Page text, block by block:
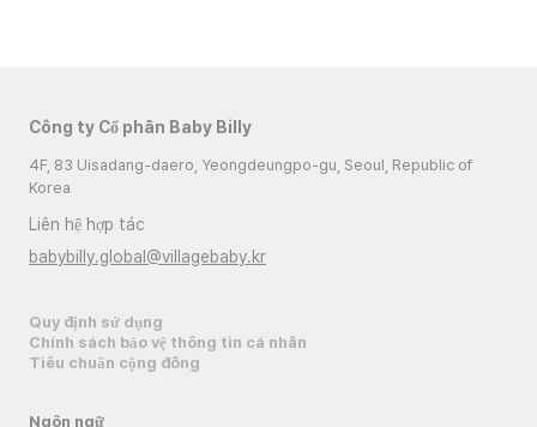
Công ty Cổ phần Baby Billy
4F, 83 Uisadang-daero, Yeongdeungpo-gu, Seoul, Republic of
Korea
Liên hệ hợp tác
babybilly.global@villagebaby.kr
Quy định sử dụng
Chính sách bảo vệ thông tin cá nhân
Tiêu chuẩn cộng đồng
Ngôn ngữ